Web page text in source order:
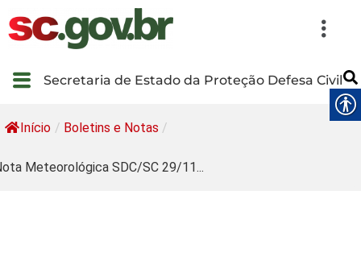
Secretaria de Estado da Proteção Defesa Civil
Início / Boletins e Notas /
Meteorológica SDC/SC 29/11...